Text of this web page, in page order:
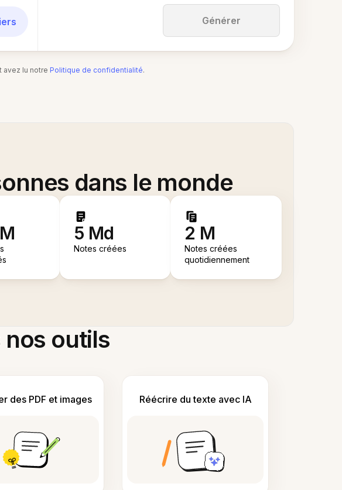
Générer
avez lu notre Politique de confidentialité.
dans le monde
5 Md
Notes créées
2 M
Notes créées
quotidiennement
outils
des PDF et images Réécrire du texte avec IA